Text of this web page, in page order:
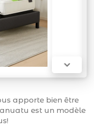

apporte bien être
est un modèle